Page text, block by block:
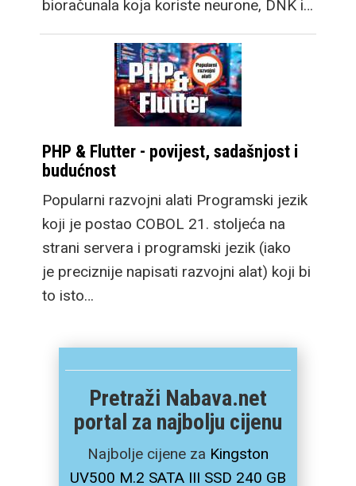
bioračunala koja koriste neurone, DNK i…
PHP & Flutter - povijest, sadašnjost i
budućnost
Popularni razvojni alati Programski jezik
koji je postao COBOL 21. stoljeća na
strani servera i programski jezik (iako
je preciznije napisati razvojni alat) koji bi
to isto…
Pretraži Nabava.net
portal za najbolju cijenu
Najbolje cijene za Kingston
UV500 M.2 SATA III SSD 240 GB